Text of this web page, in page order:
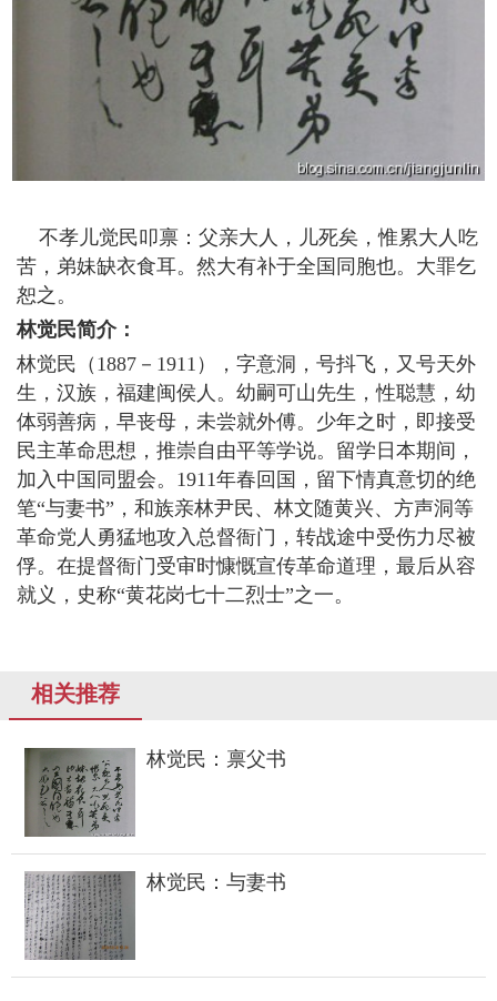
不孝儿觉民叩禀：父亲大人，儿死矣，惟累大人吃
苦，弟妹缺衣食耳。然大有补于全国同胞也。大罪乞
恕之。
林觉民简介：
林觉民（1887－1911），字意洞，号抖飞，又号天外
生，汉族，福建闽侯人。幼嗣可山先生，性聪慧，幼
体弱善病，早丧母，未尝就外傅。少年之时，即接受
民主革命思想，推崇自由平等学说。留学日本期间，
加入中国同盟会。1911年春回国，留下情真意切的绝
笔“与妻书”，和族亲林尹民、林文随黄兴、方声洞等
革命党人勇猛地攻入总督衙门，转战途中受伤力尽被
俘。在提督衙门受审时慷慨宣传革命道理，最后从容
就义，史称“黄花岗七十二烈士”之一。
相关推荐
林觉民：禀父书
林觉民：与妻书